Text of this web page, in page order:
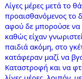
Λίγες μέρες μετά το
προαισθανόμενος το
αφού δε μπορούσε να
καθώς είχαν
παιδιά ακόμη, στο
κατάφεραν μαζί να
Καταστροφή και να